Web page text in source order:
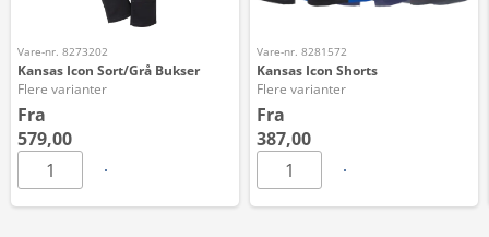
Vare-nr. 8273202
Kansas Icon Sort/Grå Bukser
Flere varianter
Fra
579,00
Vare-nr. 8281572
Kansas Icon Shorts
Flere varianter
Fra
387,00